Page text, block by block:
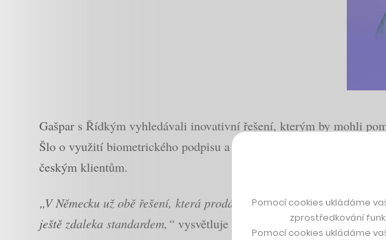
Gašpar s Řídkým vyhledávali inovativní řešení, kterým by mohli
Šlo o využití biometrického podpisu a vzdálené obchodní
českým klientům.
„V Německu už obě řešení, která prodáváme, s velkým úspěchem
ještě zdaleka standardem,“ vysvětluje dvaačtyřicetiletý Vladimír
Pomocí cookies ukládáme
zprostředkování
Pomocí cookies ukládáme